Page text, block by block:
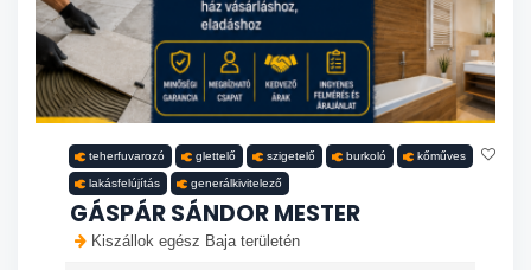
teherfuvarozó glettelő szigetelő burkoló kőműves
lakásfelújítás generálkivitelező
GÁSPÁR SÁNDOR MESTER
Kiszállok egész Baja területén